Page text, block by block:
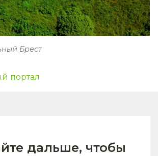
Брест
портал
дальше, чтобы